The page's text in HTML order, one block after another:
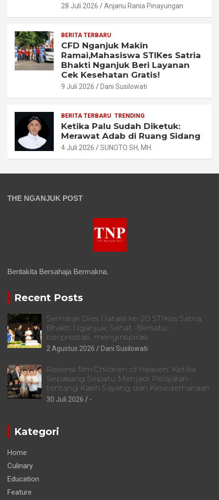
28 Juli 2026 Anjanu Rania Pinayungan
BERITA TERBARU
CFD Nganjuk Makin
Ramai,Mahasiswa STIKes Satria
Bhakti Nganjuk Beri Layanan
Cek Kesehatan Gratis!
9 Juli 2026 Dani Susilowati
BERITA TERBARU TRENDING
Ketika Palu Sudah Diketuk:
Merawat Adab di Ruang Sidang
4 Juli 2026 SUNOTO SH, MH.
THE NGANJUK POST
Beritakita Bersahaja Bermakna.
Recent Posts
Semarak Dies Natalis ke-20 STIKes Satria
Bhakti Nganjuk: Sehat -Bersatu,
berprestasi, menginspirasi
2 Agustus 2026 Dani Susilowati
Resensi film:Children of Heaven: Ketika
Sepasang Sepatu Menjadi Pelajaran
tentang Kasih Sayang dan Kesederhanaan
30 Juli 2026 -
Kategori
Home
Culinary
Education
Feature